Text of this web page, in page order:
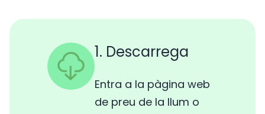
1. Descarrega
Entra a la pàgina web
de preu de la llum o